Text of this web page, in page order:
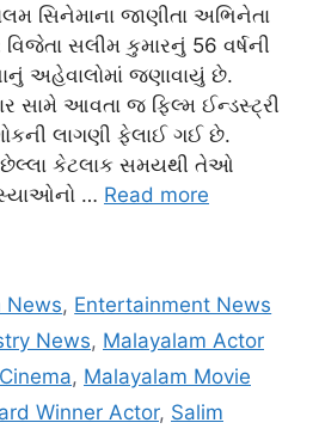
સિનેમાના જાણીતા અભિનેતા
સલીમ કુમારનું 56 વર્ષની
અહેવાલોમાં જણાવાયું છે.
સામે આવતા જ ફિલ્મ ઈન્ડસ્ટ્રી
લાગણી ફેલાઈ ગઈ છે.
છેલ્લા કેટલાક સમયથી તેઓ
… Read more
News, Entertainment News
News, Malayalam Actor
, Malayalam Movie
Winner Actor, Salim